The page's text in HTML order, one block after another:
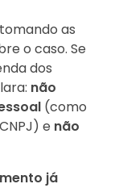
as
o caso. Se
dos
não
(como
e não
já